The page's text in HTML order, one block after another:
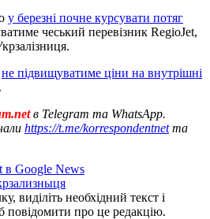
у березні почне курсувати потяг
чеський перевізник RegioJet,
не підвищуватиме ціни на внутрішні
.
в Telegram та WhatsApp.
https://t.me/korrespondentnetта
в Google News
виділіть необхідний текст і
повідомити про це редакцію.